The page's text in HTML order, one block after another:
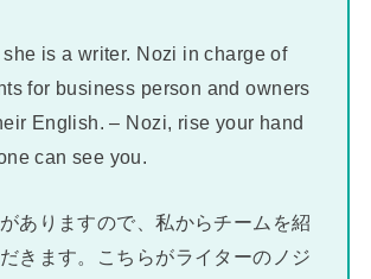
is a writer. Nozi in charge of
for business person and owners
English. – Nozi, rise your hand
can see you.
がありますので、私からチームを紹
きます。こちらがライターのノジ